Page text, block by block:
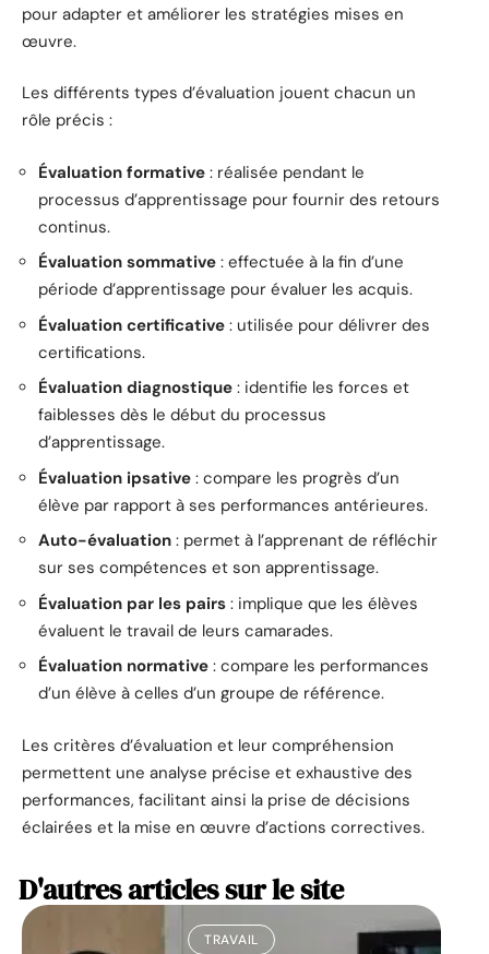
pour adapter et améliorer les stratégies mises en
œuvre.
Les différents types d’évaluation jouent chacun un
rôle précis :
Évaluation formative : réalisée pendant le
processus d’apprentissage pour fournir des retours
continus.
Évaluation sommative : effectuée à la fin d’une
période d’apprentissage pour évaluer les acquis.
Évaluation certificative : utilisée pour délivrer des
certifications.
Évaluation diagnostique : identifie les forces et
faiblesses dès le début du processus
d’apprentissage.
Évaluation ipsative : compare les progrès d’un
élève par rapport à ses performances antérieures.
Auto-évaluation : permet à l’apprenant de réfléchir
sur ses compétences et son apprentissage.
Évaluation par les pairs : implique que les élèves
évaluent le travail de leurs camarades.
Évaluation normative : compare les performances
d’un élève à celles d’un groupe de référence.
Les critères d’évaluation et leur compréhension
permettent une analyse précise et exhaustive des
performances, facilitant ainsi la prise de décisions
éclairées et la mise en œuvre d’actions correctives.
D'autres articles sur le site
TRAVAIL